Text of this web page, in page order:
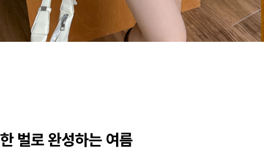
한 벌로 완성하는 여름